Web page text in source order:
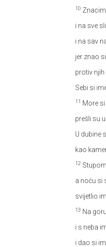
10
i na sve
i na sav
jer znao
protiv
Sebi si
11 More
prešli su
U dubine
kao
12
a noću si
svijetlio
13 Na
i s neba
i dao si im